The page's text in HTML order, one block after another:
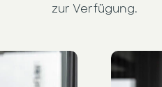
zur Verfügung.